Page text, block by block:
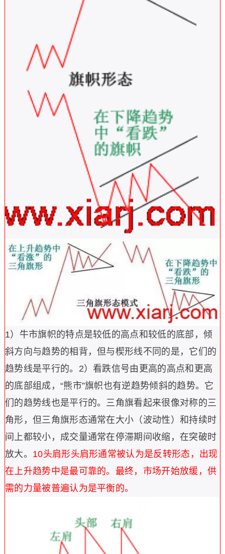
1）牛市旗帜的特点是较低的高点和较低的底部，倾
斜方向与趋势的相背，但与楔形线不同的是，它们的
趋势线是平行的。 2）看跌信号由更高的高点和更高
的底部组成，“熊市”旗帜也有逆趋势倾斜的趋势。它
们的趋势线也是平行的。 三角旗看起来很像对称的三
角形，但三角旗形态通常在大小（波动性）和持续时
间上都较小，成交量通常在停滞期间收缩，在突破时
放大。 10头肩形头肩形通常被认为是反转形态，出现
在上升趋势中是最可靠的。最终，市场开始放缓，供
需的力量被普遍认为是平衡的。